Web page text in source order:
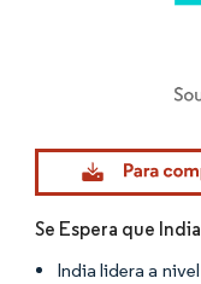
Imagen © Mordor
Se Espera que
India lidera a